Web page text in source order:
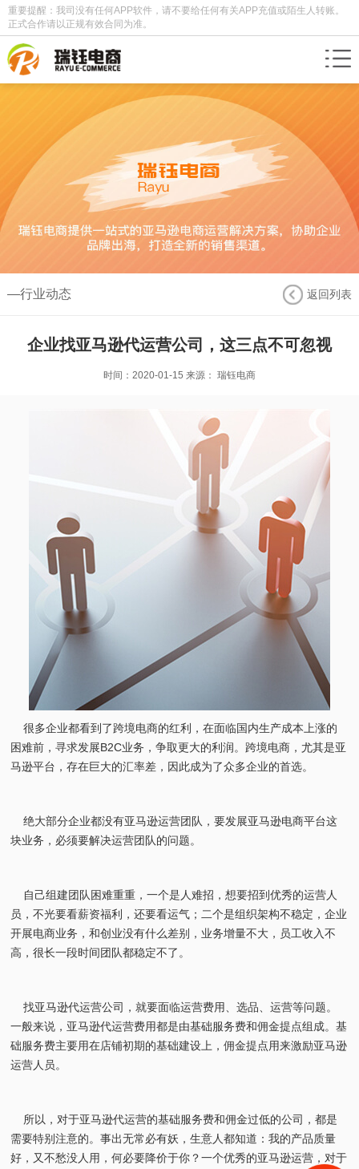
重要提醒：我司没有任何APP软件，请不要给任何有关APP充值或陌生人转账。
正式合作请以正规有效合同为准。
—行业动态 返回列表
企业找亚马逊代运营公司，这三点不可忽视
时间：2020-01-15 来源： 瑞钰电商
很多企业都看到了跨境电商的红利，在面临国内生产成本上涨的
困难前，寻求发展B2C业务，争取更大的利润。跨境电商，尤其是亚
马逊平台，存在巨大的汇率差，因此成为了众多企业的首选。
绝大部分企业都没有亚马逊运营团队，要发展亚马逊电商平台这
块业务，必须要解决运营团队的问题。
自己组建团队困难重重，一个是人难招，想要招到优秀的运营人
员，不光要看薪资福利，还要看运气；二个是组织架构不稳定，企业
开展电商业务，和创业没有什么差别，业务增量不大，员工收入不
高，很长一段时间团队都稳定不了。
找亚马逊代运营公司，就要面临运营费用、选品、运营等问题。
一般来说，亚马逊代运营费用都是由基础服务费和佣金提点组成。基
础服务费主要用在店铺初期的基础建设上，佣金提点用来激励亚马逊
运营人员。
所以，对于亚马逊代运营的基础服务费和佣金过低的公司，都是
需要特别注意的。事出无常必有妖，生意人都知道：我的产品质量
好，又不愁没人用，何必要降价于你？一个优秀的亚马逊运营，对于